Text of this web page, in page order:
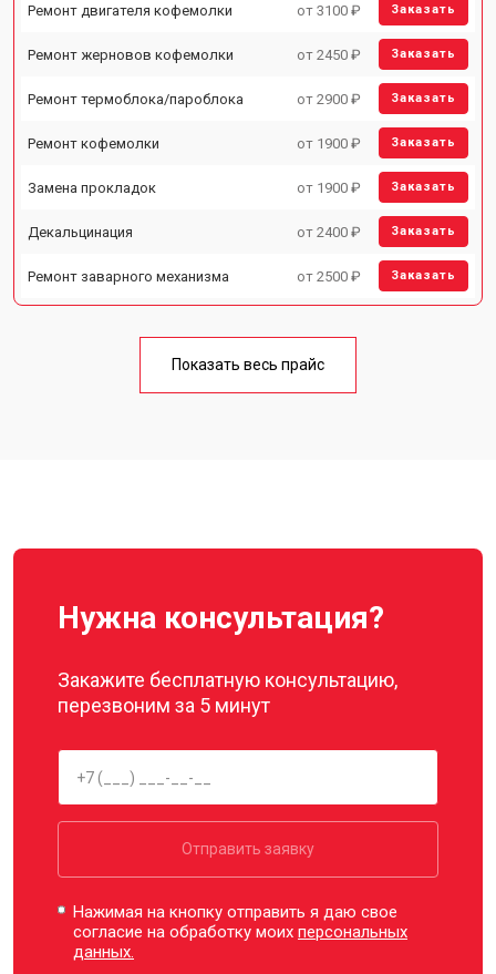
Ремонт двигателя кофемолки от 3100 ₽ Заказать
Ремонт жерновов кофемолки от 2450 ₽ Заказать
Ремонт термоблока/пароблока от 2900 ₽ Заказать
Ремонт кофемолки от 1900 ₽ Заказать
Замена прокладок от 1900 ₽ Заказать
Декальцинация от 2400 ₽ Заказать
Ремонт заварного механизма от 2500 ₽ Заказать
Показать весь прайс
Нужна консультация?
Закажите бесплатную консультацию,
перезвоним за 5 минут
Отправить заявку
Нажимая на кнопку отправить я даю свое
согласие на обработку моихперсональных
данных.